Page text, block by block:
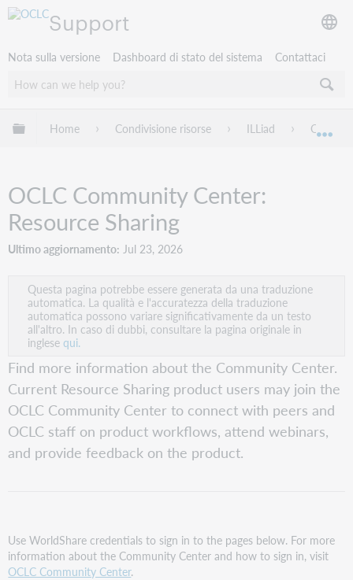
Support
Nota sulla versione Dashboard di stato del sistema Contattaci
Espandi/comprimi la gerarchia globale
Home Condivisione risorse ILLiad OCLC
OCLC Community Center:
Resource Sharing
Ultimo aggiornamento Jul 23, 2026
Questa pagina potrebbe essere generata da una traduzione
automatica. La qualità e l'accuratezza della traduzione
automatica possono variare significativamente da un testo
all'altro. In caso di dubbi, consultare la pagina originale in
inglesequi.
Find more information about the Community Center.
Current Resource Sharing product users may join the
OCLC Community Center to connect with peers and
OCLC staff on product workflows, attend webinars,
and provide feedback on the product.
Use WorldShare credentials to sign in to the pages below. For more
information about the Community Center and how to sign in, visit
OCLC Community Center.